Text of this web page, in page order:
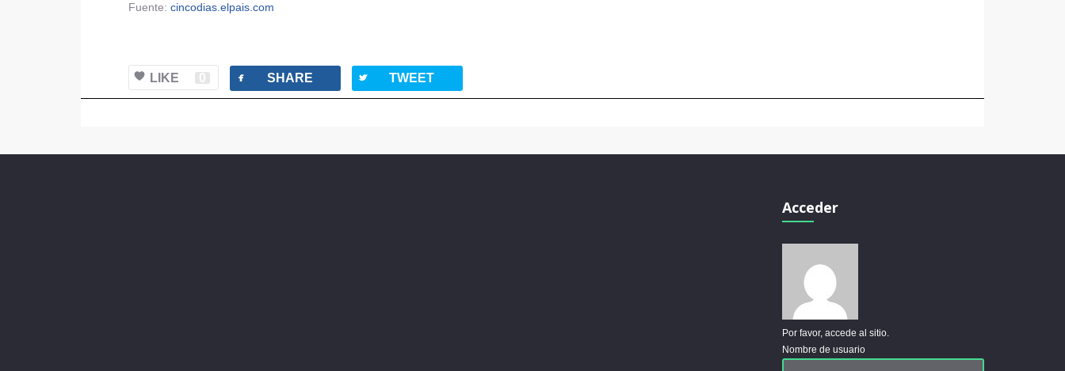
Fuente: cincodias.elpais.com
LIKE 0 facebook SHARE twitterbird TWEET
Acceder
Por favor, accede al sitio.
Nombre de usuario